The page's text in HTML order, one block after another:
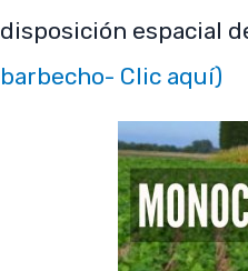
disposición espacial
barbecho- Clic aquí)